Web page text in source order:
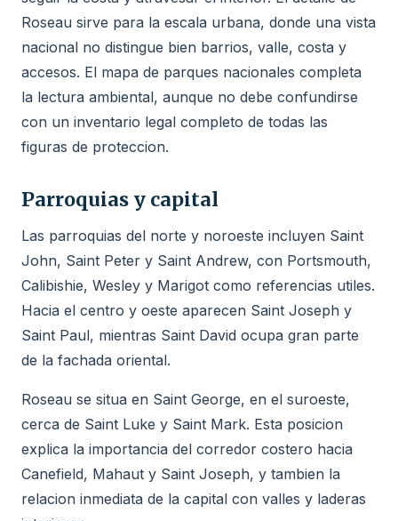
Roseau sirve para la escala urbana, donde una vista
nacional no distingue bien barrios, valle, costa y
accesos. El mapa de parques nacionales completa
la lectura ambiental, aunque no debe confundirse
con un inventario legal completo de todas las
figuras de proteccion.
Parroquias y capital
Las parroquias del norte y noroeste incluyen Saint
John, Saint Peter y Saint Andrew, con Portsmouth,
Calibishie, Wesley y Marigot como referencias utiles.
Hacia el centro y oeste aparecen Saint Joseph y
Saint Paul, mientras Saint David ocupa gran parte
de la fachada oriental.
Roseau se situa en Saint George, en el suroeste,
cerca de Saint Luke y Saint Mark. Esta posicion
explica la importancia del corredor costero hacia
Canefield, Mahaut y Saint Joseph, y tambien la
relacion inmediata de la capital con valles y laderas